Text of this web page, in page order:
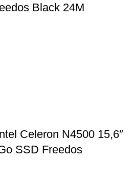
Black 24M
Celeron N4500 15,6″
SSD Freedos